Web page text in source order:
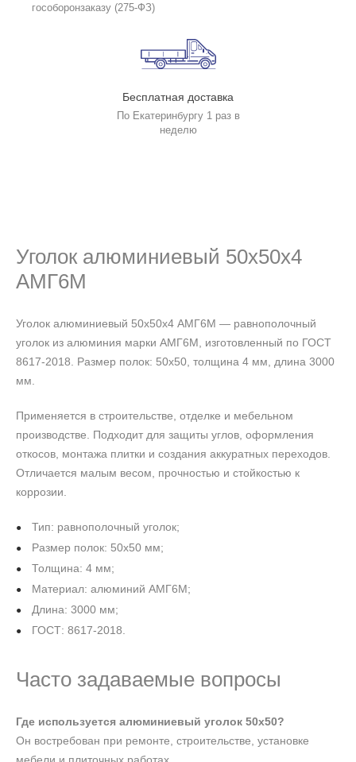
гособоронзаказу (275-ФЗ)
Бесплатная доставка
По Екатеринбургу 1 раз в
неделю
Уголок алюминиевый 50х50х4
АМГ6М
Уголок алюминиевый 50х50х4 АМГ6М — равнополочный
уголок из алюминия марки АМГ6М, изготовленный по ГОСТ
8617-2018. Размер полок: 50х50, толщина 4 мм, длина 3000
мм.
Применяется в строительстве, отделке и мебельном
производстве. Подходит для защиты углов, оформления
откосов, монтажа плитки и создания аккуратных переходов.
Отличается малым весом, прочностью и стойкостью к
коррозии.
Тип: равнополочный уголок;
Размер полок: 50х50 мм;
Толщина: 4 мм;
Материал: алюминий АМГ6М;
Длина: 3000 мм;
ГОСТ: 8617-2018.
Часто задаваемые вопросы
Где используется алюминиевый уголок 50х50?
Он востребован при ремонте, строительстве, установке